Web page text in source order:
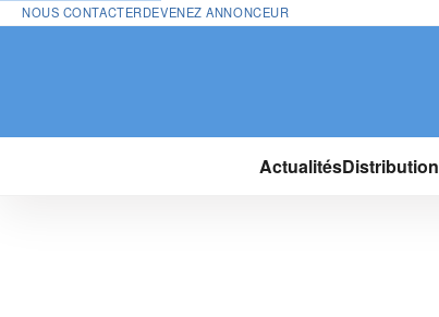
NOUS CONTACTERDEVENEZ ANNONCEUR
ActualitésDistribution